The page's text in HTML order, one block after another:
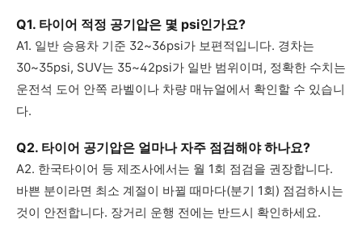
Q1. 타이어 적정 공기압은 몇 psi인가요?
A1. 일반 승용차 기준 32~36psi가 보편적입니다. 경차는
30~35psi, SUV는 35~42psi가 일반 범위이며, 정확한 수치는
운전석 도어 안쪽 라벨이나 차량 매뉴얼에서 확인할 수 있습니
다.
Q2. 타이어 공기압은 얼마나 자주 점검해야 하나요?
A2. 한국타이어 등 제조사에서는 월 1회 점검을 권장합니다.
바쁜 분이라면 최소 계절이 바뀔 때마다(분기 1회) 점검하시는
것이 안전합니다. 장거리 운행 전에는 반드시 확인하세요.